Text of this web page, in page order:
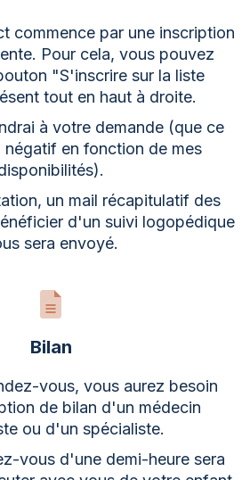
commence par une inscription
Pour cela, vous pouvez
"S'inscrire sur la liste
tout en haut à droite.
à votre demande (que ce
en fonction de mes
un mail récapitulatif des
d'un suivi logopédique
sera envoyé.
Bilan
vous, vous aurez besoin
de bilan d'un médecin
ou d'un spécialiste.
vous d'une demi-heure sera